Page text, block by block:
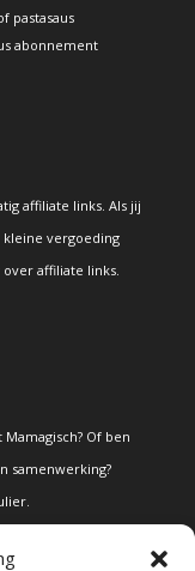
pastasaus
abonnement
affiliate links. Als jij
kleine vergoeding
affiliate links.
Of ben
samenwerking?
.